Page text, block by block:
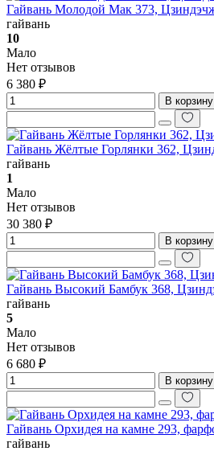
Гайвань Молодой Мак 373,
гайвань
10
Мало
Нет отзывов
6 380 ₽
В корзину
Гайвань Жёлтые Горлянки 362,
гайвань
1
Мало
Нет отзывов
30 380 ₽
В корзину
Гайвань Высокий Бамбук 368,
гайвань
5
Мало
Нет отзывов
6 680 ₽
В корзину
Гайвань Орхидея на камне 293,
гайвань